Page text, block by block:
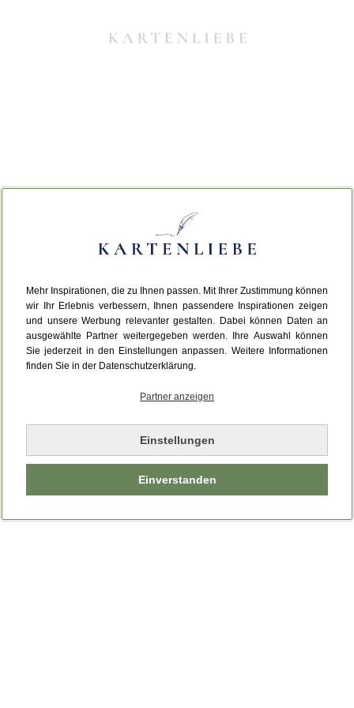
Mehr Inspirationen, die zu Ihnen passen. Mit Ihrer Zustimmung können
wir Ihr Erlebnis verbessern, Ihnen passendere Inspirationen zeigen
und unsere Werbung relevanter gestalten. Dabei können Daten an
ausgewählte Partner weitergegeben werden. Ihre Auswahl können
Sie jederzeit in den Einstellungen anpassen. Weitere Informationen
finden Sie in der Datenschutzerklärung.
Partner anzeigen
Einstellungen
Einverstanden
Da ist etwas schiefgelaufen.
Leider ist ein technischer Fehler aufgetreten.
Bitte laden Sie die Seite neu.